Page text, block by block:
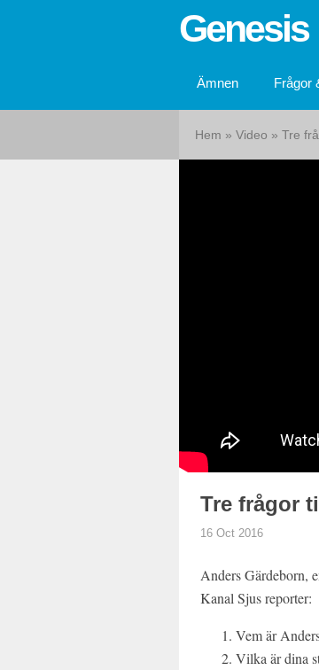
Genesis
Ämnen Frågor
Hem » Video » Tre
Tre frågor
16 Oct 2016
Anders Gärdeborn,
Kanal Sjus reporter:
Vem är
Vilka är dina